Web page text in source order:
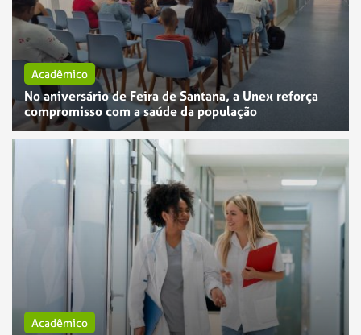
Acadêmico
No aniversário de Feira de Santana, a Unex reforça
compromisso com a saúde da população
Acadêmico